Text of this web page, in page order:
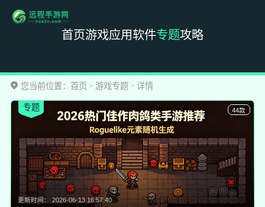
首页游戏应用软件专题攻略
您当前位置： 首页 > 游戏专题 > 详情
专题 44款
更新时间：2026-06-13 16:57:40